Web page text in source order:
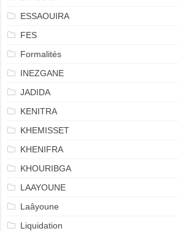
ESSAOUIRA
FES
Formalités
INEZGANE
JADIDA
KENITRA
KHEMISSET
KHENIFRA
KHOURIBGA
LAAYOUNE
Laâyoune
Liquidation